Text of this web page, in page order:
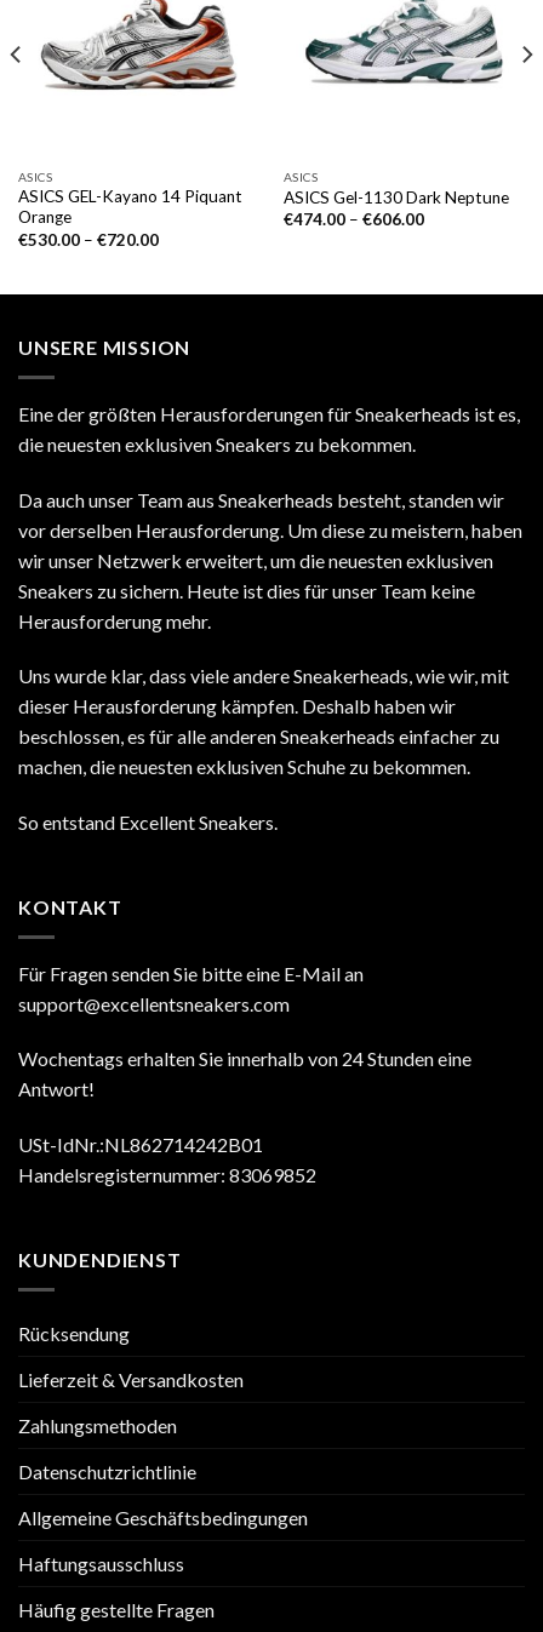
ASICS
ASICS GEL-Kayano 14 Piquant
Orange
€530.00– €720.00
ASICS
ASICS Gel-1130 Dark Neptune
€474.00– €606.00
UNSERE MISSION
Eine der größten Herausforderungen für Sneakerheads ist es,
die neuesten exklusiven Sneakers zu bekommen.
Da auch unser Team aus Sneakerheads besteht, standen wir
vor derselben Herausforderung. Um diese zu meistern, haben
wir unser Netzwerk erweitert, um die neuesten exklusiven
Sneakers zu sichern. Heute ist dies für unser Team keine
Herausforderung mehr.
Uns wurde klar, dass viele andere Sneakerheads, wie wir, mit
dieser Herausforderung kämpfen. Deshalb haben wir
beschlossen, es für alle anderen Sneakerheads einfacher zu
machen, die neuesten exklusiven Schuhe zu bekommen.
So entstand Excellent Sneakers.
KONTAKT
Für Fragen senden Sie bitte eine E-Mail an
support@excellentsneakers.com
Wochentags erhalten Sie innerhalb von 24 Stunden eine
Antwort!
USt-IdNr.:NL862714242B01
Handelsregisternummer: 83069852
KUNDENDIENST
Rücksendung
Lieferzeit & Versandkosten
Zahlungsmethoden
Datenschutzrichtlinie
Allgemeine Geschäftsbedingungen
Haftungsausschluss
Häufig gestellte Fragen